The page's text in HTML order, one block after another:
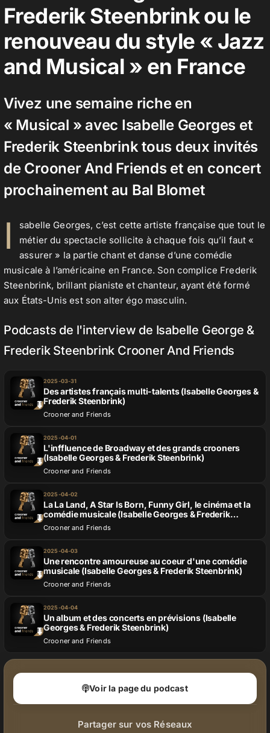
Contact
Frederik Steenbrink ou le
renouveau du style « Jazz
and Musical » en France
Vivez une semaine riche en
« Musical » avec Isabelle Georges et
Frederik Steenbrink tous deux invités
de Crooner And Friends et en concert
prochainement au Bal Blomet
I
sabelle Georges, c’est cette artiste française que tout le
métier du spectacle sollicite à chaque fois qu’il faut «
assurer » la partie chant et danse d’une comédie
musicale à l’américaine en France. Son complice Frederik
Steenbrink, brillant pianiste et chanteur, ayant été formé
aux États-Unis est son alter égo masculin.
Podcasts de l'interview de Isabelle George &
Frederik Steenbrink Crooner And Friends
2025-03-31
Des artistes français multi-talents (Isabelle Georges &
Frederik Steenbrink)
Crooner and Friends
2025-04-01
L'inffluence de Broadway et des grands crooners
(Isabelle Georges & Frederik Steenbrink)
Crooner and Friends
2025-04-02
La La Land, A Star Is Born, Funny Girl, le cinéma et la
comédie musicale (Isabelle Georges & Frederik
Steenbrink)
Crooner and Friends
2025-04-03
Une rencontre amoureuse au coeur d'une comédie
musicale (Isabelle Georges & Frederik Steenbrink)
Crooner and Friends
2025-04-04
Un album et des concerts en prévisions (Isabelle
Georges & Frederik Steenbrink)
Crooner and Friends
Voir la page du podcast
Partager sur vos Réseaux